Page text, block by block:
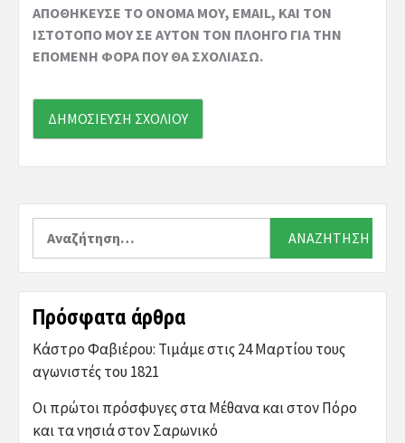
ΑΠΟΘΉΚΕΥΣΕ ΤΟ ΌΝΟΜΆ ΜΟΥ, EMAIL, ΚΑΙ ΤΟΝ
ΙΣΤΌΤΟΠΟ ΜΟΥ ΣΕ ΑΥΤΌΝ ΤΟΝ ΠΛΟΗΓΌ ΓΙΑ ΤΗΝ
ΕΠΌΜΕΝΗ ΦΟΡΆ ΠΟΥ ΘΑ ΣΧΟΛΙΆΣΩ.
Αναζήτηση
για:
Πρόσφατα άρθρα
Κάστρο Φαβιέρου: Τιμάμε στις 24 Μαρτίου τους
αγωνιστές του 1821
Οι πρώτοι πρόσφυγες στα Μέθανα και στον Πόρο
και τα νησιά στον Σαρωνικό